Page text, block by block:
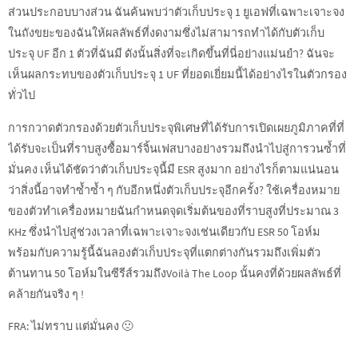
ส่วนประกอบบางส่วน ฉันค้นพบว่าตัวเก็บประจุ 1 ยูเอฟที่เฉพาะเจาะจง
ในถังขยะของฉันให้ผลลัพธ์ที่งดงามซึ่งไม่สามารถทำได้กับตัวเก็บ
ประจุ UF อีก 1 ตัวที่ฉันมี ดังนั้นสิ่งที่จะเกิดขึ้นที่นี่อย่างแม่นยำ? ฉันจะ
เห็นผลกระทบของตัวเก็บประจุ 1 UF ที่ยอดเยี่ยมนี้ได้อย่างไรในตัวกรอง
ทั่วไป
การกวาดตัวกรองด้วยตัวเก็บประจุพิเศษที่ได้รับการเปิดเผยภูมิภาคที่ที่
ได้รับจะเป็นที่ราบสูงซื้อมาร์จิ้นเฟสบางอย่างรวมถึงนำไปสู่การวนซ้ำที่
มั่นคง เห็นได้ชัดว่าตัวเก็บประจุนี้มี ESR สูงมาก อย่างไรก็ตามแน่นอน
ว่าสิ่งนี้อาจทำซ้ำซ้ำ ๆ กับอีกหนึ่งตัวเก็บประจุอีกครั้ง? ใช้เครื่องหมาย
ของตัวทำเครื่องหมายฉันกำหนดจุดเริ่มต้นของที่ราบสูงที่ประมาณ 3
KHz ซึ่งนำไปสู่ช่วงเวลาที่เฉพาะเจาะจงเช่นเดียวกับ ESR 50 โอห์ม
พร้อมกับความรู้นี้ฉันลองตัวเก็บประจุที่แตกต่างกันรวมถึงเพิ่มตัว
ต้านทาน 50 โอห์มในซีรีส์รวมถึงVoilà The Loop นั้นคงที่ด้วยผลลัพธ์ที่
คล้ายกันจริง ๆ !
FRA: ไม่ทราบ แต่มั่นคง 🙁